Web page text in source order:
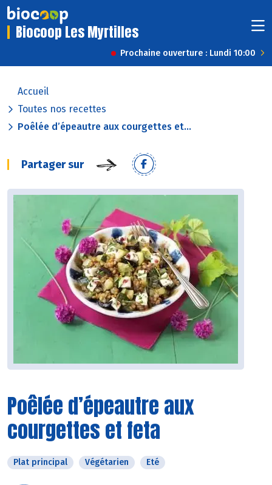
Biocoop Les Myrtilles
Prochaine ouverture : Lundi 10:00
Accueil
Toutes nos recettes
Poêlée d’épeautre aux courgettes et...
Partager sur
Poêlée d’épeautre aux
courgettes et feta
Plat principal Végétarien Eté